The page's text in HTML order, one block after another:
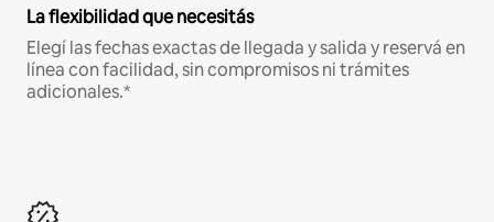
La flexibilidad que necesitás
Elegí las fechas exactas de llegada y salida y reservá en
línea con facilidad, sin compromisos ni trámites
adicionales.*